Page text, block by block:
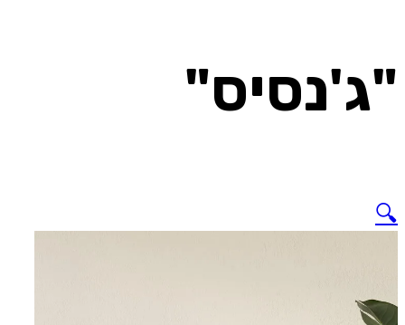
"ג'נסיס"
🔍